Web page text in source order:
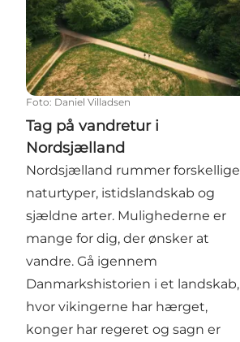
Foto: Daniel Villadsen
Tag på vandretur i
Nordsjælland
Nordsjælland rummer forskellige
naturtyper, istidslandskab og
sjældne arter. Mulighederne er
mange for dig, der ønsker at
vandre. Gå igennem
Danmarkshistorien i et landskab,
hvor vikingerne har hærget,
konger har regeret og sagn er